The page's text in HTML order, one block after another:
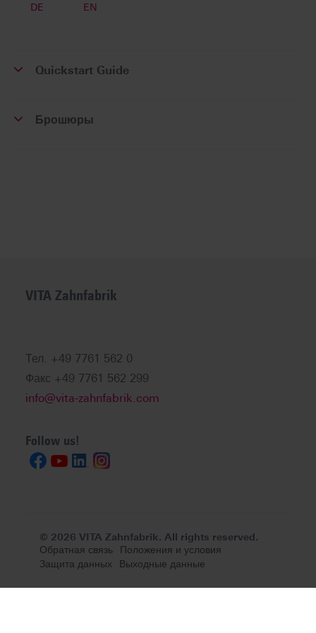
DE EN
Quickstart Guide
Брошюры
VITA Zahnfabrik
Тел. +49 7761 562 0
Факс +49 7761 562 299
info@vita-zahnfabrik.com
Follow us!
© 2026 VITA Zahnfabrik. All rights reserved.
Обратная связь
Положения и условия
Защита данных
Выходные данные